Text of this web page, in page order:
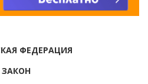
ФЕДЕРАЦИЯ
ЗАКОН